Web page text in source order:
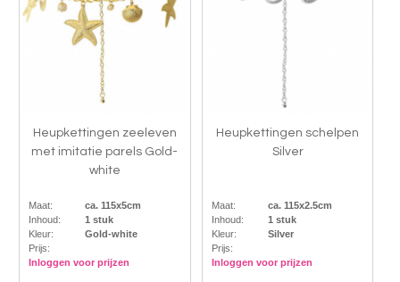
Heupkettingen zeeleven
met imitatie parels Gold-
white
Maat:
ca. 115x5cm
Inhoud:
1 stuk
Kleur:
Gold-white
Prijs:
Inloggen voor prijzen
Heupkettingen schelpen
Silver
Maat:
ca. 115x2.5cm
Inhoud:
1 stuk
Kleur:
Silver
Prijs:
Inloggen voor prijzen